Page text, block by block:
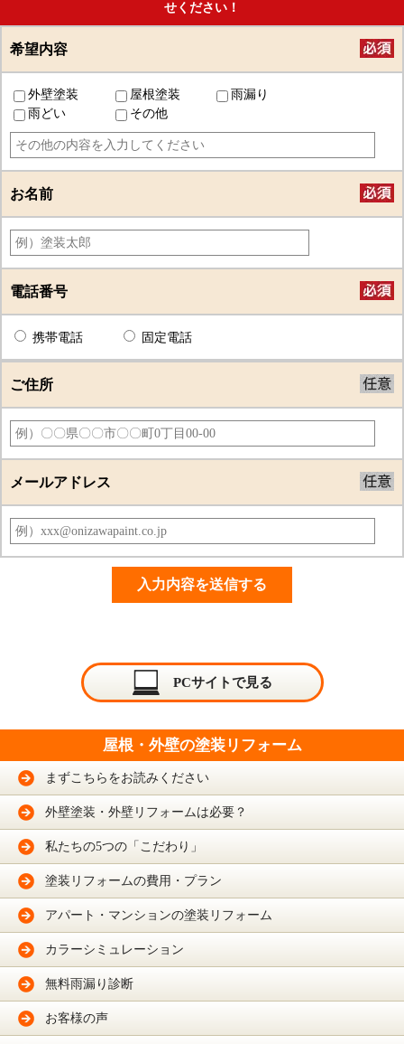
せください！
希望内容
外壁塗装 屋根塗装
雨漏り
雨どい
その他
お名前
電話番号
携帯電話 固定電話
ご住所
メールアドレス
PCサイトで見る
屋根・外壁の塗装リフォーム
まずこちらをお読みください
外壁塗装・外壁リフォームは必要？
私たちの5つの「こだわり」
塗装リフォームの費用・プラン
アパート・マンションの塗装リフォーム
カラーシミュレーション
無料雨漏り診断
お客様の声